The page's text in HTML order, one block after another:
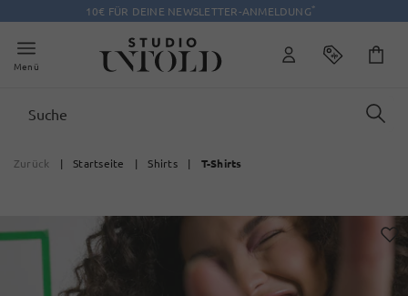
10€ FÜR DEINE NEWSLETTER-ANMELDUNG*
Menü
Zurück | Startseite | Shirts | T-Shirts